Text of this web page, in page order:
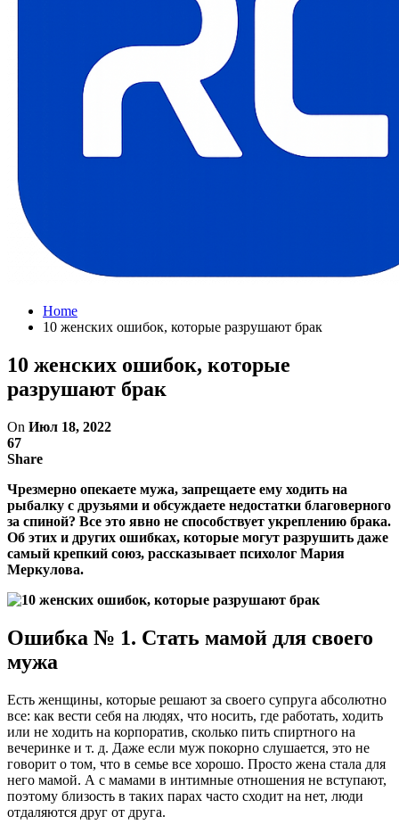
Home
10 женских ошибок, которые разрушают брак
10 женских ошибок, которые
разрушают брак
On Июл 18, 2022
67
Share
Чрезмерно опекаете мужа, запрещаете ему ходить на
рыбалку с друзьями и обсуждаете недостатки благоверного
за спиной? Все это явно не способствует укреплению брака.
Об этих и других ошибках, которые могут разрушить даже
самый крепкий союз, рассказывает психолог Мария
Меркулова.
Ошибка № 1. Стать мамой для своего
мужа
Есть женщины, которые решают за своего супруга абсолютно
все: как вести себя на людях, что носить, где работать, ходить
или не ходить на корпоратив, сколько пить спиртного на
вечеринке и т. д. Даже если муж покорно слушается, это не
говорит о том, что в семье все хорошо. Просто жена стала для
него мамой. А с мамами в интимные отношения не вступают,
поэтому близость в таких парах часто сходит на нет, люди
отдаляются друг от друга.